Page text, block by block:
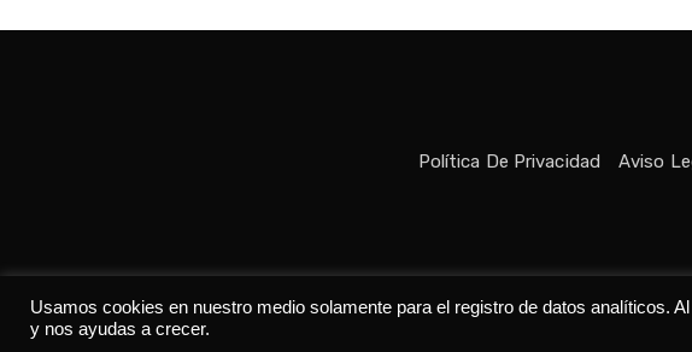
Política De Privacidad Aviso
Todos los derechos reservados
Usamos cookies en nuestro medio solamente para el registro de datos analíticos.
y nos ayudas a crecer.